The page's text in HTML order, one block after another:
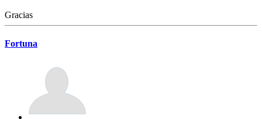
Gracias
Fortuna